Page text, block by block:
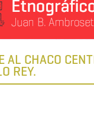
AL CHACO
REY.